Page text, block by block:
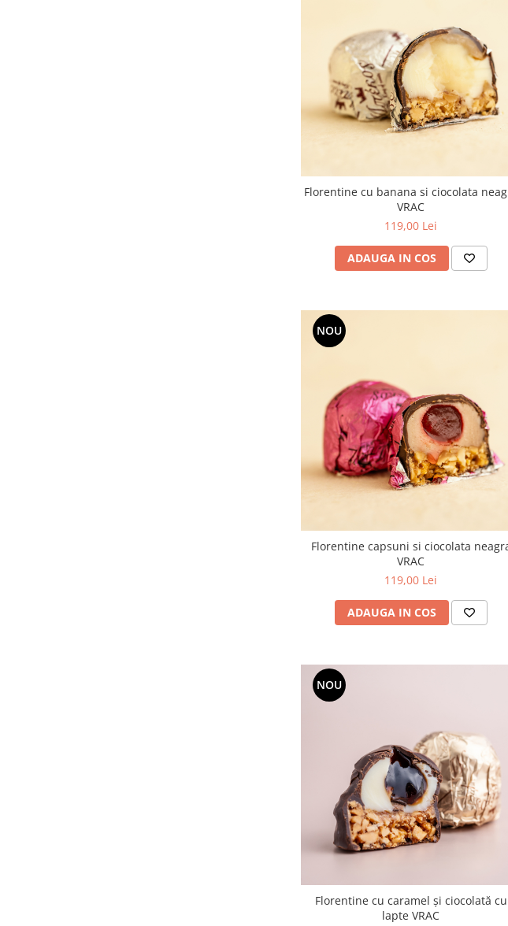
Florentine cu banana si ciocolata
VRAC
119,00 Lei
ADAUGA IN COS
NOU
Florentine capsuni si ciocolata
VRAC
119,00 Lei
ADAUGA IN COS
NOU
Florentine cu caramel și ciocolată cu
lapte VRAC